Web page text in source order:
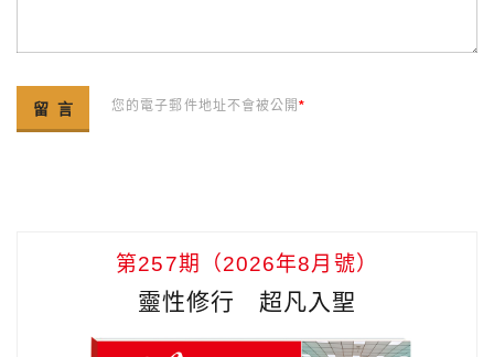
您的電子郵件地址不會被公開*
第257期（2026年8月號）
靈性修行 超凡入聖